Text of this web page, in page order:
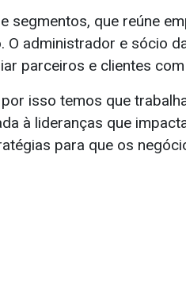
segmentos, que reúne
administrador e sócio
parceiros e clientes
isso temos que
à lideranças que
para que os